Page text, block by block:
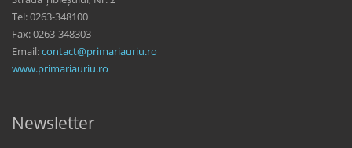
Tel: 0263-348100
Fax: 0263-348303
Email:contact@primariauriu.ro
www.primariauriu.ro
Newsletter